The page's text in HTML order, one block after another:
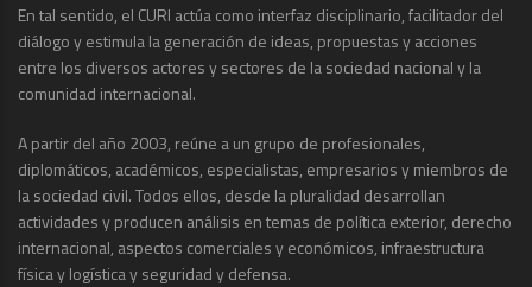
En tal sentido, el CURI actúa como interfaz disciplinario, facilitador del
diálogo y estimula la generación de ideas, propuestas y acciones
entre los diversos actores y sectores de la sociedad nacional y la
comunidad internacional.
A partir del año 2003, reúne a un grupo de profesionales,
diplomáticos, académicos, especialistas, empresarios y miembros de
la sociedad civil. Todos ellos, desde la pluralidad desarrollan
actividades y producen análisis en temas de política exterior, derecho
internacional, aspectos comerciales y económicos, infraestructura
física y logística y seguridad y defensa.